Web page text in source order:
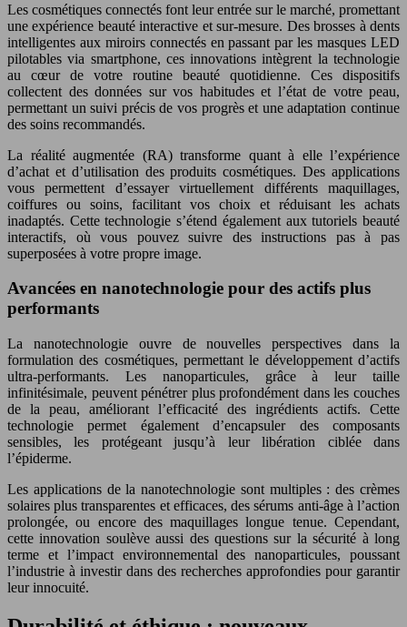
Les cosmétiques connectés font leur entrée sur le marché, promettant
une expérience beauté interactive et sur-mesure. Des brosses à dents
intelligentes aux miroirs connectés en passant par les masques LED
pilotables via smartphone, ces innovations intègrent la technologie
au cœur de votre routine beauté quotidienne. Ces dispositifs
collectent des données sur vos habitudes et l’état de votre peau,
permettant un suivi précis de vos progrès et une adaptation continue
des soins recommandés.
La réalité augmentée (RA) transforme quant à elle l’expérience
d’achat et d’utilisation des produits cosmétiques. Des applications
vous permettent d’essayer virtuellement différents maquillages,
coiffures ou soins, facilitant vos choix et réduisant les achats
inadaptés. Cette technologie s’étend également aux tutoriels beauté
interactifs, où vous pouvez suivre des instructions pas à pas
superposées à votre propre image.
Avancées en nanotechnologie pour des actifs plus
performants
La nanotechnologie ouvre de nouvelles perspectives dans la
formulation des cosmétiques, permettant le développement d’actifs
ultra-performants. Les nanoparticules, grâce à leur taille
infinitésimale, peuvent pénétrer plus profondément dans les couches
de la peau, améliorant l’efficacité des ingrédients actifs. Cette
technologie permet également d’encapsuler des composants
sensibles, les protégeant jusqu’à leur libération ciblée dans
l’épiderme.
Les applications de la nanotechnologie sont multiples : des crèmes
solaires plus transparentes et efficaces, des sérums anti-âge à l’action
prolongée, ou encore des maquillages longue tenue. Cependant,
cette innovation soulève aussi des questions sur la sécurité à long
terme et l’impact environnemental des nanoparticules, poussant
l’industrie à investir dans des recherches approfondies pour garantir
leur innocuité.